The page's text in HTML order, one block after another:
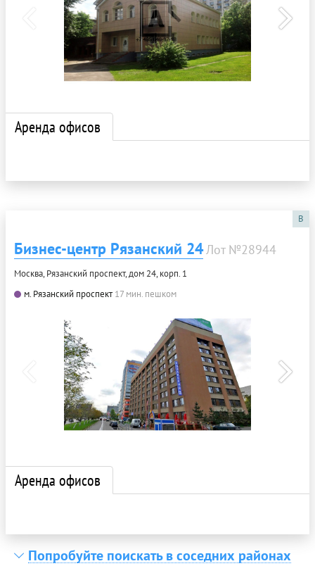
Аренда офисов
B
Бизнес-центр Рязанский 24Лот №28944
Москва, Рязанский проспект, дом 24, корп. 1
м. Рязанский проспект 17 мин. пешком
Аренда офисов
Попробуйте поискать в соседних районах